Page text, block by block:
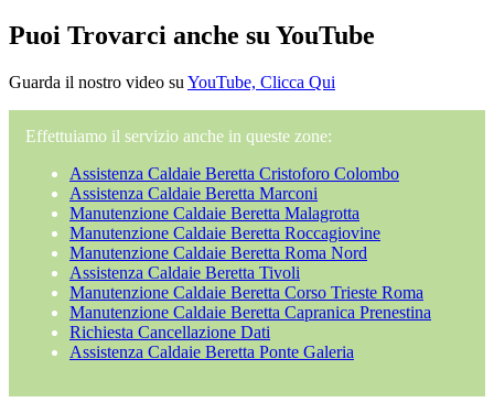
Puoi Trovarci anche su YouTube
Guarda il nostro video su YouTube, Clicca Qui
Effettuiamo il servizio anche in queste zone:
Assistenza Caldaie Beretta Cristoforo Colombo
Assistenza Caldaie Beretta Marconi
Manutenzione Caldaie Beretta Malagrotta
Manutenzione Caldaie Beretta Roccagiovine
Manutenzione Caldaie Beretta Roma Nord
Assistenza Caldaie Beretta Tivoli
Manutenzione Caldaie Beretta Corso Trieste Roma
Manutenzione Caldaie Beretta Capranica Prenestina
Richiesta Cancellazione Dati
Assistenza Caldaie Beretta Ponte Galeria